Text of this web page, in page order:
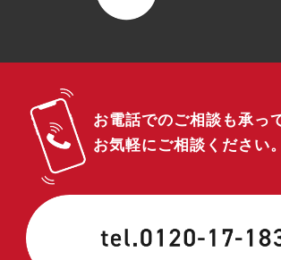
お電話でのご相談も承っ
お気軽にご相談ください。